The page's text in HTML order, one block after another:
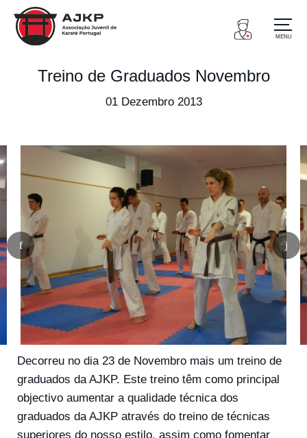
MENU
Treino de Graduados Novembro
01 Dezembro 2013
Decorreu no dia 23 de Novembro mais um treino de
graduados da AJKP. Este treino têm como principal
objectivo aumentar a qualidade técnica dos
graduados da AJKP através do treino de técnicas
superiores do nosso estilo, assim como fomentar